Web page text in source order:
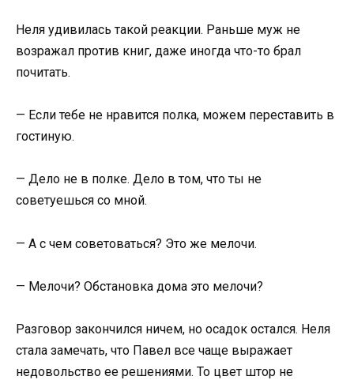
Неля удивилась такой реакции. Раньше муж не
возражал против книг, даже иногда что-то брал
почитать.
— Если тебе не нравится полка, можем переставить в
гостиную.
— Дело не в полке. Дело в том, что ты не
советуешься со мной.
— А с чем советоваться? Это же мелочи.
— Мелочи? Обстановка дома это мелочи?
Разговор закончился ничем, но осадок остался. Неля
стала замечать, что Павел все чаще выражает
недовольство ее решениями. То цвет штор не